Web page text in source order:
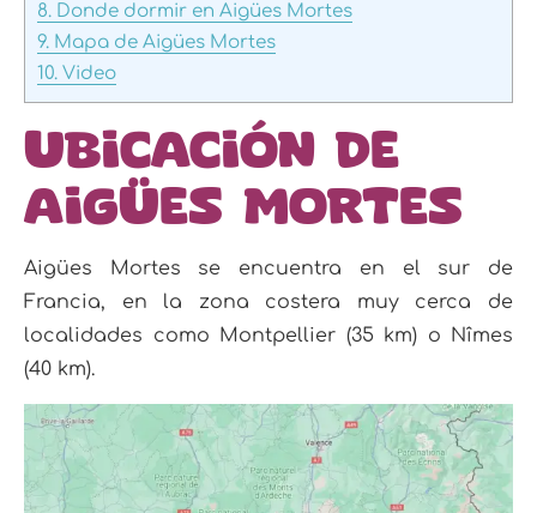
8. Donde dormir en Aigües Mortes
9. Mapa de Aigües Mortes
10. Video
Ubicación de
Aigües Mortes
Aigües Mortes se encuentra en el sur de
Francia, en la zona costera muy cerca de
localidades como Montpellier (35 km) o Nîmes
(40 km).